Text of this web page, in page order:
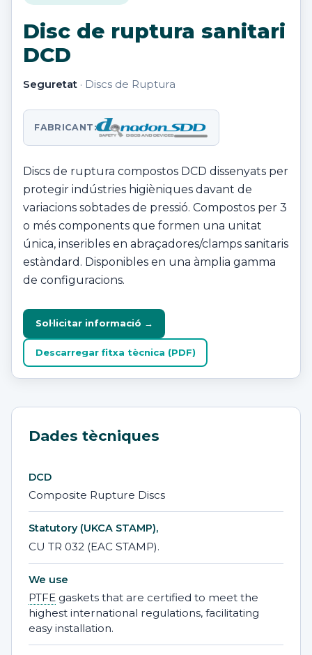
Disc de ruptura sanitari
DCD
Seguretat · Discs de Ruptura
FABRICANT:
Discs de ruptura compostos DCD dissenyats per
protegir indústries higièniques davant de
variacions sobtades de pressió. Compostos per 3
o més components que formen una unitat
única, inseribles en abraçadores/clamps sanitaris
estàndard. Disponibles en una àmplia gamma
de configuracions.
Sol·licitar informació →
Descarregar fitxa tècnica (PDF)
Dades tècniques
DCD
Composite Rupture Discs
Statutory (UKCA STAMP),
CU TR 032 (EAC STAMP).
We use
PTFE gaskets that are certified to meet the
highest international regulations, facilitating
easy installation.